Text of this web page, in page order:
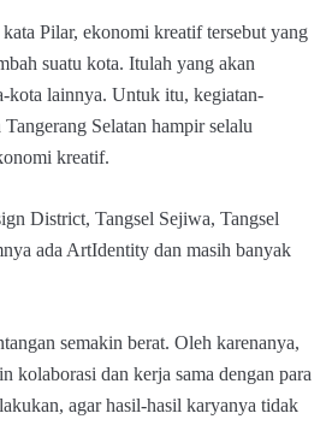
Pilar, ekonomi kreatif tersebut yang
suatu kota. Itulah yang akan
kota lainnya. Untuk itu, kegiatan-
Selatan hampir selalu
kreatif.
District, Tangsel Sejiwa, Tangsel
ada ArtIdentity dan masih banyak
semakin berat. Oleh karenanya,
kolaborasi dan kerja sama dengan para
agar hasil-hasil karyanya tidak